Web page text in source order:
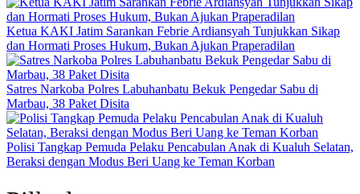
Ketua KAKI Jatim Sarankan Febrie Ardiansyah Tunjukkan Sikap
dan Hormati Proses Hukum, Bukan Ajukan Praperadilan
Satres Narkoba Polres Labuhanbatu Bekuk Pengedar Sabu di
Marbau, 38 Paket Disita
Polisi Tangkap Pemuda Pelaku Pencabulan Anak di Kualuh Selatan,
Beraksi dengan Modus Beri Uang ke Teman Korban